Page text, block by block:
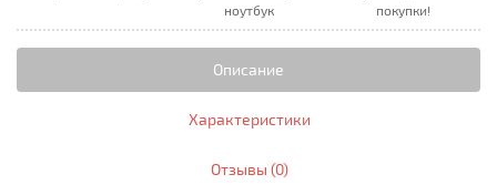
ноутбук
покупки!
Описание
Характеристики
Отзывы (0)